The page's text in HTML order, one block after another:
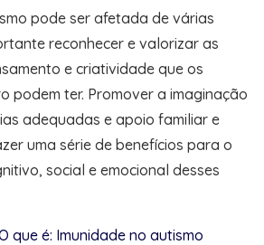
pode ser afetada de várias
reconhecer e valorizar as
e criatividade que os
podem ter. Promover a imaginação
adequadas e apoio familiar e
uma série de benefícios para o
social e emocional desses
que é: Imunidade no autismo